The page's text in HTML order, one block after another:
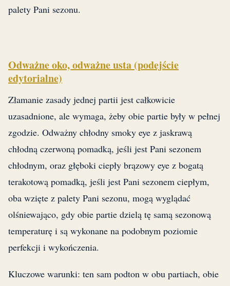
palety Pani sezonu.
Odważne oko, odważne usta (podejście
edytorialne)
Złamanie zasady jednej partii jest całkowicie
uzasadnione, ale wymaga, żeby obie partie były w pełnej
zgodzie. Odważny chłodny smoky eye z jaskrawą
chłodną czerwoną pomadką, jeśli jest Pani sezonem
chłodnym, oraz głęboki ciepły brązowy eye z bogatą
terakotową pomadką, jeśli jest Pani sezonem ciepłym,
oba wzięte z palety Pani sezonu, mogą wyglądać
olśniewająco, gdy obie partie dzielą tę samą sezonową
temperaturę i są wykonane na podobnym poziomie
perfekcji i wykończenia.
Kluczowe warunki: ten sam podton w obu partiach, obie